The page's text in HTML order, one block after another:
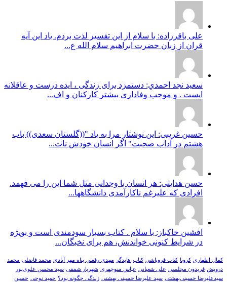
علی باقرزاده: با سلام از این تفسیر لذت بردم. یاد این آیه
قران از زبان حضرت ابراهیم سلام الله ع...
سعيد نجد احمدي: دستمزد برای زندگی ، ایده درست و عاقلانه
ایست . و موجب وفاداری بیشتر کارکنان و اف...
حسین غریبی: این نوشتار مرا به یاد "((گلستان سعدی)) باب
هشتم در آداب صحبت" اگر انسان خودش نات...
حسن هدایتی: هر انسان با وجدانی مثل شما این را می فهمد.
افرادی که علیرغم ناکارآمدی دانشگاهها...
افشین خاکباز: با سلام . کتاب بسیار سودمندی است و بویژه
در شرایط کنونی خواندنش، هم برای نخبگان...
کمال اطهاری کرونا کتاب فروپاشی کتاب هایدگر مهدی رفعتی پناه مهر آبادی محمد فاضلی محمد
درویش فریدون مجلسی علی شعبانی عباس منوچهری شهریار شفقی سید محسن علوی‌پور
سیدعلیرضا حسینی‌بهشتی سید علیرضا حسینی بهشتی زندگی چگونه بود؟ حمید نوحی حسین